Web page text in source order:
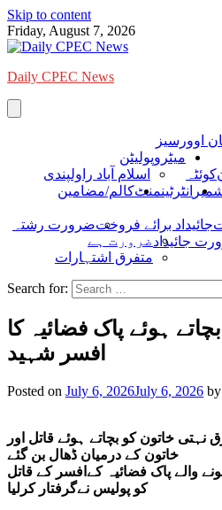
Skip to content
Friday, August 7, 2026
Daily CPEC News
اوورسیز
کوئٹہ
میٹروپولیٹن
اسلام آباد راولپندی
انٹرٹینمنٹکالم/مضامین
جائیداد برائے فروختضرورت رشتہ
جائیدادضرورت ہے
متفرق اشتہارات
Search for:
ہوئے پاک فضائیہ کا
افسر شہید
Posted on July 6, 2026July 6, 2026 by
خاتون کو بچاتے ہوئے قاتل اور
خاتون کے درمیان ڈھال بن گئے
والے پاک فضائیہ کےافسر کے قاتل
کو پولیس نےگرفتار کرلیا